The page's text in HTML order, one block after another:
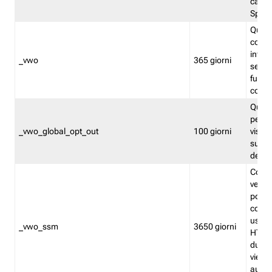
Split
_vwo 365 giorni
_vwo_global_opt_out 100 giorni
su
_vwo_ssm 3650 giorni
viene